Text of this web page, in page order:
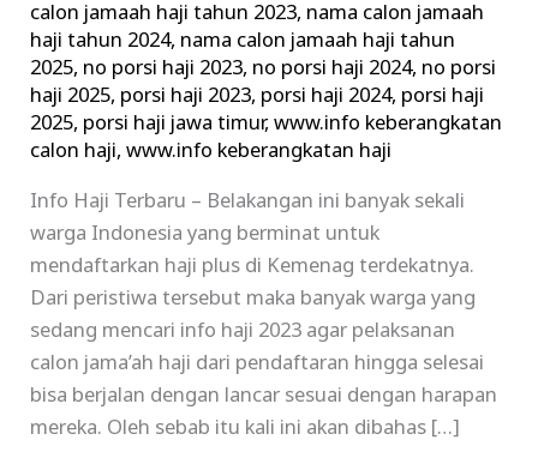
calon jamaah haji tahun 2023, nama calon jamaah
haji tahun 2024, nama calon jamaah haji tahun
2025, no porsi haji 2023, no porsi haji 2024, no porsi
haji 2025, porsi haji 2023, porsi haji 2024, porsi haji
2025, porsi haji jawa timur,www.info keberangkatan
calon haji,www.info keberangkatan haji
Info Haji Terbaru – Belakangan ini banyak sekali
warga Indonesia yang berminat untuk
mendaftarkan haji plus di Kemenag terdekatnya.
Dari peristiwa tersebut maka banyak warga yang
sedang mencari info haji 2023 agar pelaksanan
calon jama’ah haji dari pendaftaran hingga selesai
bisa berjalan dengan lancar sesuai dengan harapan
mereka. Oleh sebab itu kali ini akan dibahas […]